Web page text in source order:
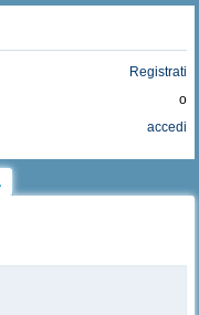
Registrati
o
accedi